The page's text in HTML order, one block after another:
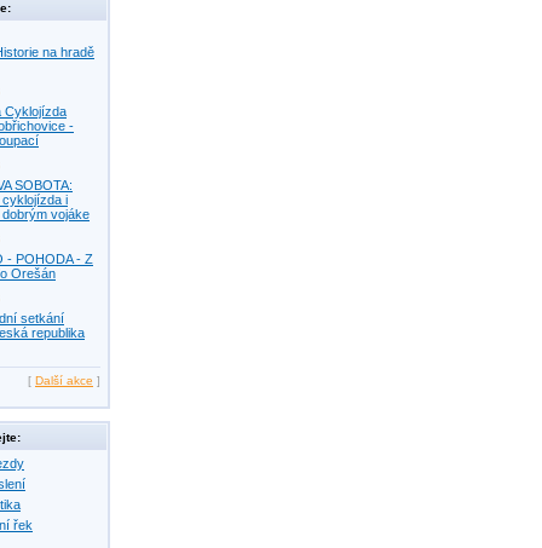
na hradě
Cyklojízda
-
SOBOTA:
i
vojáke
- POHODA - Z
Orešán
setkání
republika
[ Další akce ]
řek